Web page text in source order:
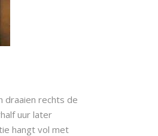
draaien rechts de
uur later
hangt vol met